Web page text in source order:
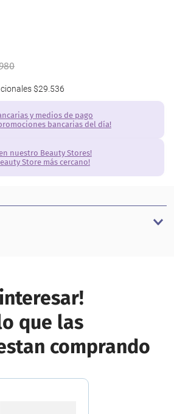
$29.536
y medios de pago
bancarias del día!
nuestro Beauty Stores!
Store más cercano!
que las
comprando